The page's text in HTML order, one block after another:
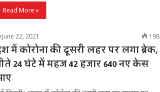
Read More »
June 22, 2021 198
में कोरोना की दूसरी लहर पर लगा ब्रेक,
24 घंटे में महज 42 हजार 640 नए केस